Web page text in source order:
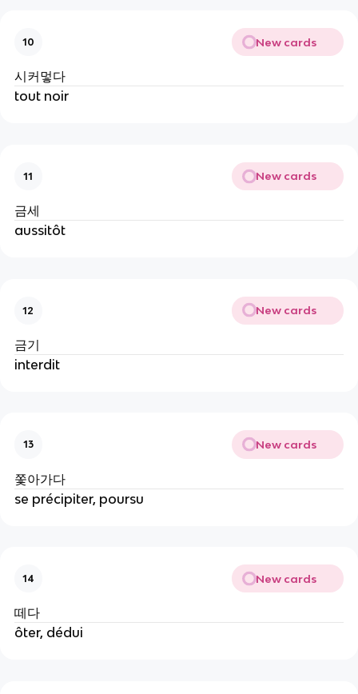
10 New cards
시커멓다
tout noir
11 New cards
금세
aussitôt
12 New cards
금기
interdit
13 New cards
쫓아가다
se précipiter, poursu
14 New cards
떼다
ôter, dédui